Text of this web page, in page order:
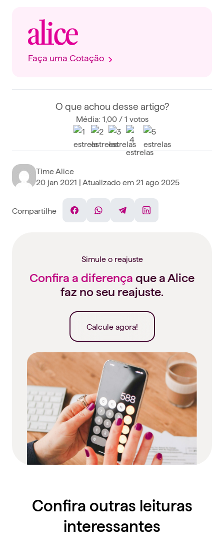
Faça uma Cotação
O que achou desse artigo?
Média: 1,00 / 1 votos
Time Alice
20 jan 2021 | Atualizado em 21 ago 2025
Compartilhe
FacebookWhatsAppTelegramLinkedin
Simule o reajuste
Confira a diferença que a Alice
faz no seu reajuste.
Calcule agora!
Confira outras leituras
interessantes